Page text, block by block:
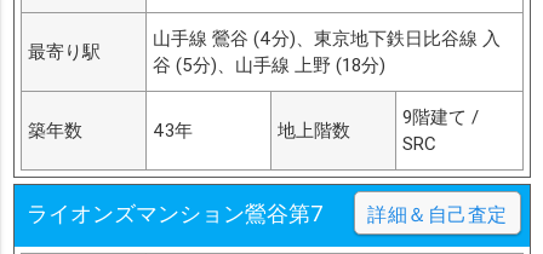
最寄り駅
山手線 鶯谷 (4分)、東京地下鉄日比谷線 入
谷 (5分)、山手線 上野 (18分)
築年数 43年 地上階数
9階建て /
SRC
ライオンズマンション鶯谷第7 詳細＆自己査定